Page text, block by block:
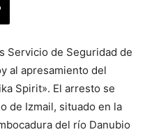
Servicio de Seguridad de
al apresamiento del
Spirit». El arresto se
de Izmail, situado en la
del río Danubio